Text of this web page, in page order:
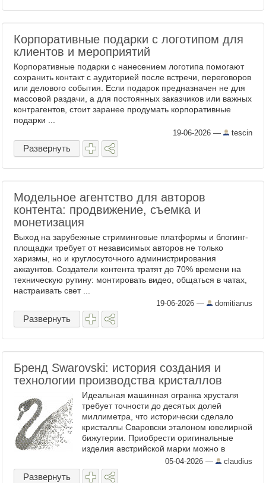
Корпоративные подарки с логотипом для
клиентов и мероприятий
Корпоративные подарки с нанесением логотипа помогают
сохранить контакт с аудиторией после встречи, переговоров
или делового события. Если подарок предназначен не для
массовой раздачи, а для постоянных заказчиков или важных
контрагентов, стоит заранее продумать корпоративные
подарки ...
19-06-2026 — tescin
Развернуть
Модельное агентство для авторов
контента: продвижение, съемка и
монетизация
Выход на зарубежные стриминговые платформы и блогинг-
площадки требует от независимых авторов не только
харизмы, но и круглосуточного администрирования
аккаунтов. Создатели контента тратят до 70% времени на
техническую рутину: монтировать видео, общаться в чатах,
настраивать свет ...
19-06-2026 — domitianus
Развернуть
Бренд Swarovski: история создания и
технологии производства кристаллов
Идеальная машинная огранка хрусталя
требует точности до десятых долей
миллиметра, что исторически сделало
кристаллы Сваровски эталоном ювелирной
бижутерии. Приобрести оригинальные
изделия австрийской марки можно в
интернет-магазине ЦУМ с развитой сетью
собственных бутиков и пунктов ...
05-04-2026 — claudius
Развернуть